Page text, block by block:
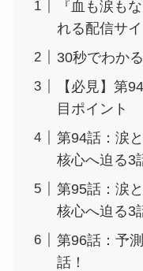
『血も涙も
れる配信サイ
30秒でわか
【必見】第
目ポイント
第94話：涙
核心へ迫る3
第95話：涙
核心へ迫る3
第96話：予
話！